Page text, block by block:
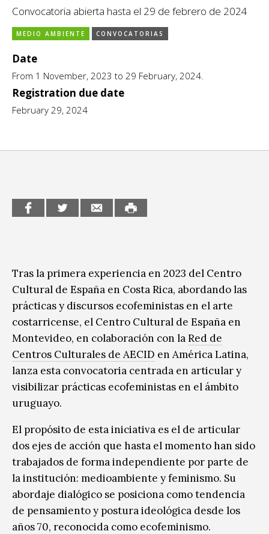
CCE en el interior/libros
Espacio itinerante de lectura infantil
Género y Diversidad
Infantil y Juvenil
Medio Ambiente
Sin categoría
Convocatoria abierta hasta el 29 de febrero de 2024
MEDIO AMBIENTE CONVOCATORIAS
Date
From 1 November, 2023 to 29 February, 2024.
Registration due date
February 29, 2024
Tras la primera experiencia en 2023 del Centro
Cultural de España en Costa Rica, abordando las
prácticas y discursos ecofeministas en el arte
costarricense, el Centro Cultural de España en
Montevideo, en colaboración con laRed de
Centros Culturales de AECID en América Latina,
lanza esta convocatoria centrada en articular y
visibilizar prácticas ecofeministas en el ámbito
uruguayo.
El propósito de esta iniciativa es el de articular
dos ejes de acción que hasta el momento han sido
trabajados de forma independiente por parte de
la institución: medioambiente y feminismo. Su
abordaje dialógico se posiciona como tendencia
de pensamiento y postura ideológica desde los
años 70, reconocida como ecofeminismo.